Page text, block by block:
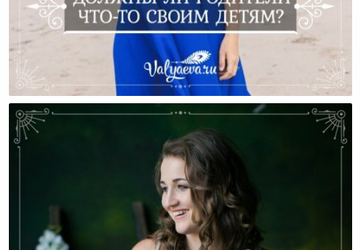
Должны Ли Родители Что-То Своим Детям?